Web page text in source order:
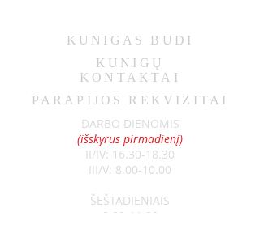
KUNIGAS BUDI
KUNIGŲ
KONTAKTAI
PARAPIJOS REKVIZITAI
DARBO DIENOMIS
(išskyrus pirmadienį)
II/IV: 16.30-18.30
III/V: 8.00-10.00
ŠEŠTADIENIAIS
9.00-11.00